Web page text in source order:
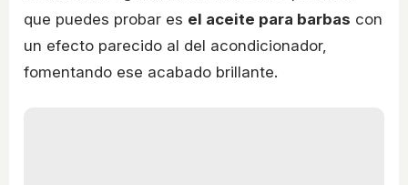
que puedes probar es el aceite para barbas con
un efecto parecido al del acondicionador,
fomentando ese acabado brillante.